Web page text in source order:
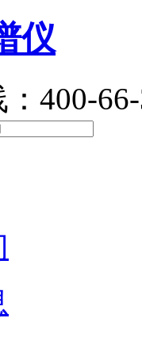
仪
400-